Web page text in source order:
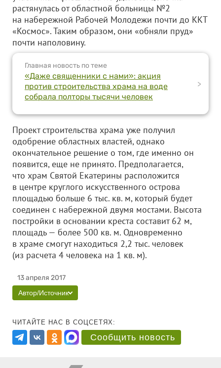
растянулась от областной больницы №2
на набережной Рабочей Молодежи почти до ККТ
«Космос». Таким образом, они «обняли пруд»
почти наполовину.
Главная новость по теме
«Даже священники с нами»: акция
против строительства храма на воде
собрала полторы тысячи человек
>
Проект строительства храма уже получил
одобрение областных властей, однако
окончательное решение о том, где именно он
появится, еще не принято. Предполагается,
что храм Святой Екатерины расположится
в центре круглого искусственного острова
площадью больше 6 тыс. кв. м, который будет
соединен с набережной двумя мостами. Высота
постройки в основании креста составит 62 м,
площадь — более 500 кв. м. Одновременно
в храме смогут находиться 2,2 тыс. человек
(из расчета 4 человека на 1 кв. м).
13 апреля 2017
Автор/Источник
ЧИТАЙТЕ НАС В СОЦСЕТЯХ:
Сообщить новость